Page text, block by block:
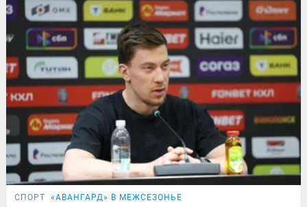
СПОРТ «АВАНГАРД» В МЕЖСЕЗОНЬЕ